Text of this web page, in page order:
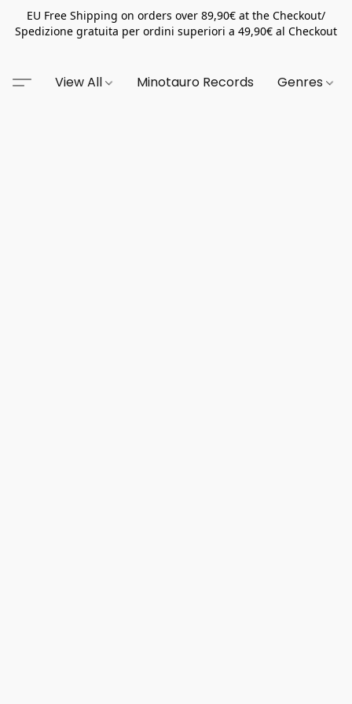
EU Free Shipping on orders over 89,90€ at the Checkout/
Spedizione gratuita per ordini superiori a 49,90€ al Checkout
View All Minotauro Records Genres